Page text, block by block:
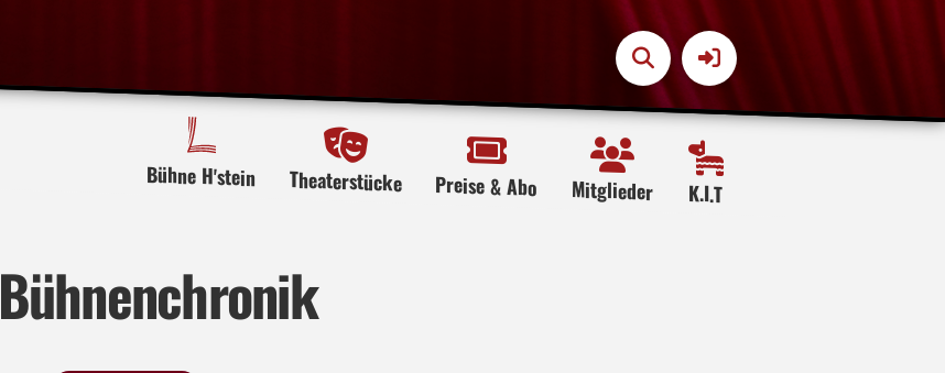
Bühne H'stein Theaterstücke Preise & Abo Mitglieder K.I.T
Bühnenchronik